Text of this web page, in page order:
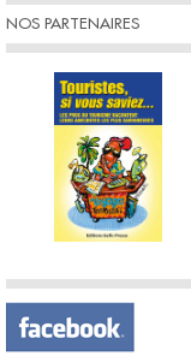
NOS PARTENAIRES